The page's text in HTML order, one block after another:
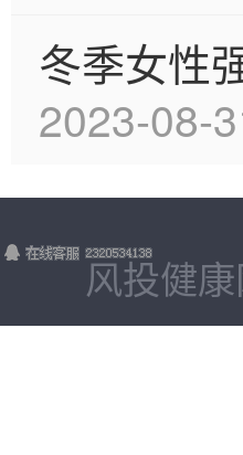
冬季女性
2023-08-
风投健